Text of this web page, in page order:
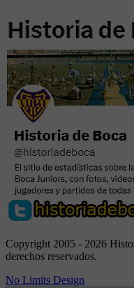
Copyright 2005 - 2026
derechos reservados.
No Limits Design